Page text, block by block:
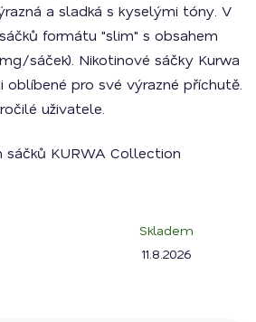
a sladká s kyselými tóny. V
formátu "slim" s obsahem
sáček). Nikotinové sáčky Kurwa
pro své výrazné příchutě.
uživatele.
sáčků KURWA Collection
Skladem
11.8.2026